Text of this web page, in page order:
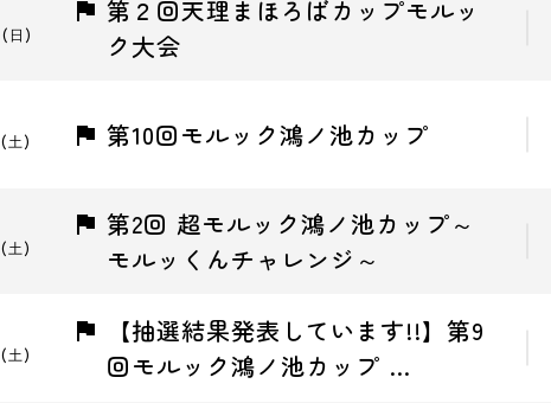
(日)
第２回天理まほろばカップモルッ
ク大会
(土) 第10回モルック鴻ノ池カップ
(土)
第2回 超モルック鴻ノ池カップ～
モルッくんチャレンジ～
(土)
【抽選結果発表しています!!】第9
回モルック鴻ノ池カップ …